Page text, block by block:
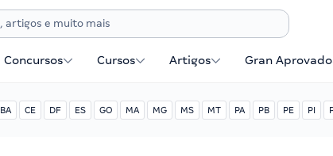
Concursos Cursos Artigos Gran
BA CE DF ES GO MA MG MS MT PA PB PE PI